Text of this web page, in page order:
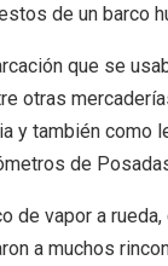
de un barco
que se
otras
y también como
de
de vapor a
a muchos